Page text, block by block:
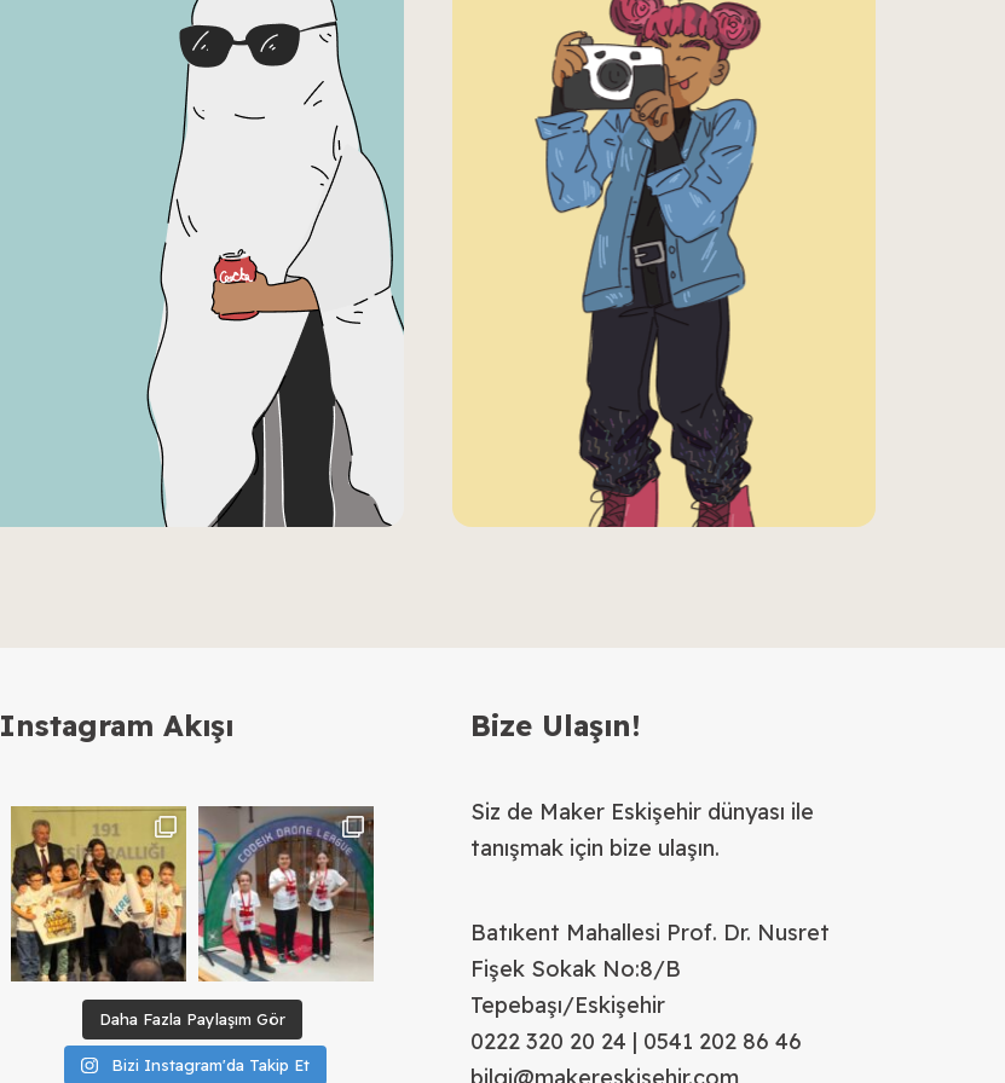
This is Portfolio
title
This can be a project
description. I have created
this portfolio to share my
work with you.
Client: Jane Barlow
Project details
This is Portfolio
title
This can be a project
description. I have created
this portfolio to share my
work with you.
Client: Jane Barlow
Project details
Instagram Akışı
Daha Fazla Paylaşım Gör
Bizi Instagram'da Takip Et
Bize Ulaşın!
Siz de Maker Eskişehir dünyası ile
tanışmak için bize ulaşın.
Batıkent Mahallesi Prof. Dr. Nusret
Fişek Sokak No:8/B
Tepebaşı/Eskişehir
0222 320 20 24 | 0541 202 86 46